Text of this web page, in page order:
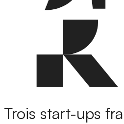
Trois start-ups